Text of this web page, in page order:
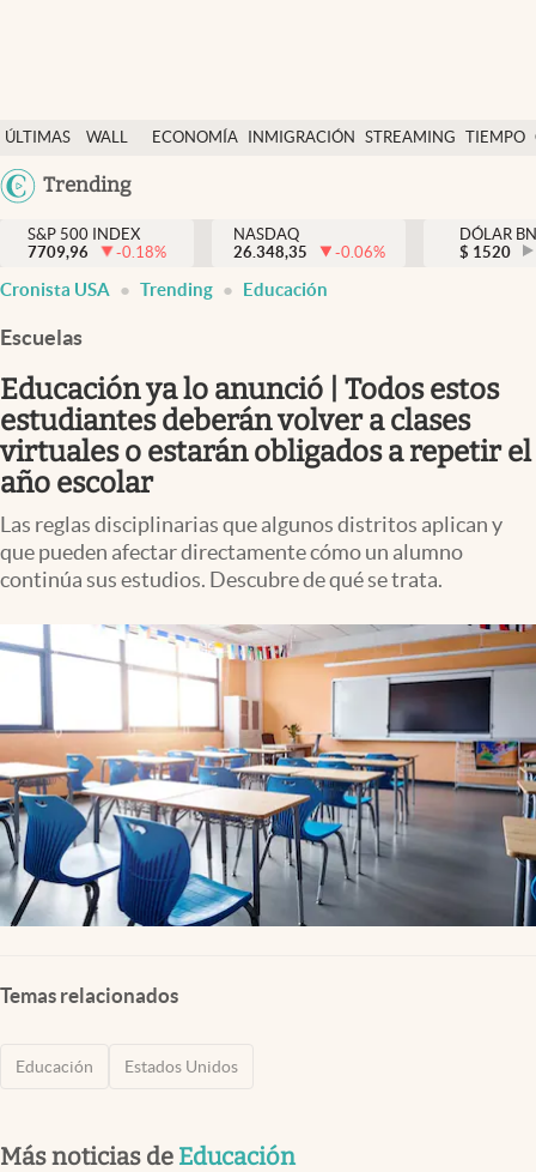
ÚLTIMAS
NOTICIAS
WALL
DÓLAR
ECONOMÍA INMIGRACIÓN STREAMING TIEMPO
México
Trending
Finanzas y economía
Wall Street y dólar
Inmigración
Espiritual
Streaming
Lifestyle
S&P 500 INDEX
7709,96
-0.18%
NASDAQ
26.348,35
-0.06%
DÓLAR
$ 1520
Cronista USA Trending Educación
Escuelas
Educación ya lo anunció | Todos estos
estudiantes deberán volver a clases
virtuales o estarán obligados a repetir el
año escolar
Las reglas disciplinarias que algunos distritos aplican y
que pueden afectar directamente cómo un alumno
continúa sus estudios. Descubre de qué se trata.
Temas relacionados
Educación Estados Unidos
Más noticias de Educación